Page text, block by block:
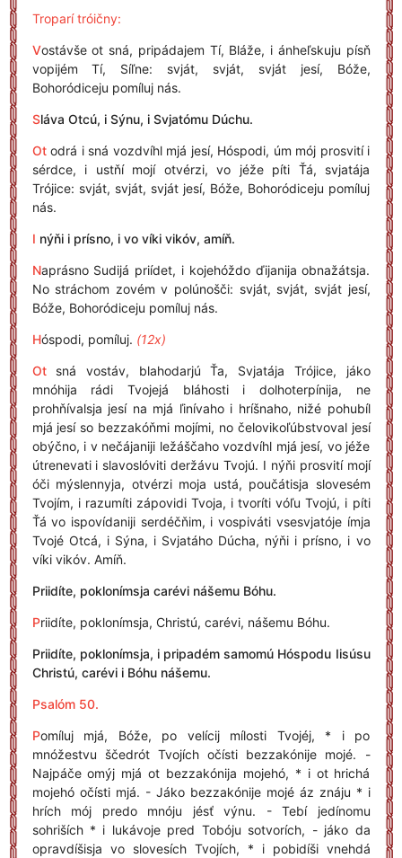
Troparí tróičny:
Vostávše ot sná, pripádajem Tí, Bláže, i ánheľskuju písň
vopijém Tí, Síľne: svját, svját, svját jesí, Bóže,
Bohoródiceju pomíluj nás.
Sláva Otcú, i Sýnu, i Svjatómu Dúchu.
Otodrá i sná vozdvíhl mjá jesí, Hóspodi, úm mój prosvití i
sérdce, i ustňí mojí otvérzi, vo jéže píti Ťá, svjatája
Trójice: svját, svját, svját jesí, Bóže, Bohoródiceju pomíluj
nás.
I nýňi i prísno, i vo víki vikóv, amíň.
Naprásno Sudijá priídet, i kojehóždo ďijanija obnažátsja.
No stráchom zovém v polúnošči: svját, svját, svját jesí,
Bóže, Bohoródiceju pomíluj nás.
Hóspodi, pomíluj. (12x)
Otsná vostáv, blahodarjú Ťa, Svjatája Trójice, jáko
mnóhija rádi Tvojejá bláhosti i dolhoterpínija, ne
prohňívalsja jesí na mjá ľinívaho i hríšnaho, nižé pohubíl
mjá jesí so bezzakóňmi mojími, no čelovikoľúbstvoval jesí
obýčno, i v nečájaniji ležáščaho vozdvíhl mjá jesí, vo jéže
útrenevati i slavoslóviti deržávu Tvojú. I nýňi prosvití mojí
óči mýslennyja, otvérzi moja ustá, poučátisja slovesém
Tvojím, i razumíti zápovidi Tvoja, i tvoríti vóľu Tvojú, i píti
Ťá vo ispovídaniji serdéčňim, i vospiváti vsesvjatóje ímja
Tvojé Otcá, i Sýna, i Svjatáho Dúcha, nýňi i prísno, i vo
víki vikóv. Amíň.
Priidíte, poklonímsja carévi nášemu Bóhu.
Priidíte, poklonímsja, Christú, carévi, nášemu Bóhu.
Priidíte, poklonímsja, i pripadém samomú Hóspodu Iisúsu
Christú, carévi i Bóhu nášemu.
Psalóm 50.
Pomíluj mjá, Bóže, po velícij mílosti Tvojéj, * i po
mnóžestvu ščedrót Tvojích očísti bezzakónije mojé. -
Najpáče omýj mjá ot bezzakónija mojehó, * i ot hrichá
mojehó očísti mjá. - Jáko bezzakónije mojé áz znáju * i
hrích mój predo mnóju jésť výnu. - Tebí jedínomu
sohriších * i lukávoje pred Tobóju sotvorích, - jáko da
opravdíšisja vo slovesích Tvojích, * i pobidíši vnehdá